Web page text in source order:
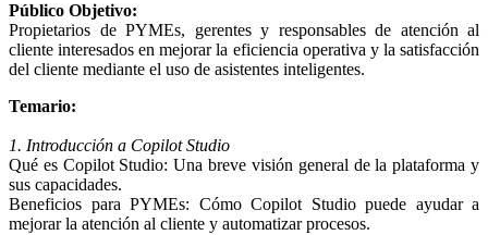
Público Objetivo:
Propietarios de PYMEs, gerentes y responsables de atención al
cliente interesados en mejorar la eficiencia operativa y la satisfacción
del cliente mediante el uso de asistentes inteligentes.
Temario:
1. Introducción a Copilot Studio
Qué es Copilot Studio: Una breve visión general de la plataforma y
sus capacidades.
Beneficios para PYMEs: Cómo Copilot Studio puede ayudar a
mejorar la atención al cliente y automatizar procesos.